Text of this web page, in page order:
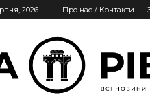
2026 Про нас / Контакти